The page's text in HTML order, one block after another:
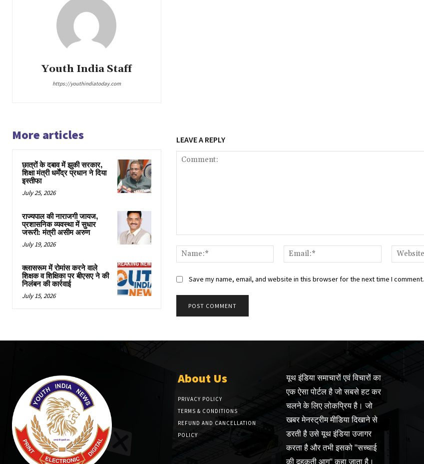
Youth India Staff
https://youthindiatoday.com
More articles
छात्रों के दबाव में झुकी सरकार,
शिक्षा मंत्री धर्मेंद्र प्रधान ने दिया
इस्तीफा
July 25, 2026
राज्यपाल की नाराजगी जायज,
प्रशासनिक व्यवस्था में सुधार
जरूरी: मंत्री असीम अरुण
July 19, 2026
क्लासरूम में रोमांस करने वाले
शिक्षक व शिक्षिका पर बीएसए ने की
निलंबन की कार्रवाई
July 15, 2026
LEAVE A REPLY
Name:*
Email:*
Save my name, email, and website in this browser for the next time I comment.
About Us
PRIVACY POLICY
TERMS & CONDITIONS
REFUND AND CANCELLATION
POLICY
यूथ इंडिया समाचारों एवं विचारों का
एक ऐसा पोर्टल है जो सबसे हट कर
चलने के लिए लोकप्रिय है। जो
खबर मेनस्ट्रीम मीडिया दिखाने से
डरती है उसे यूथ इंडिया उजागर
करता है और तभी इसको "सच्चाई
की दहकती आग" कहा जाता है।